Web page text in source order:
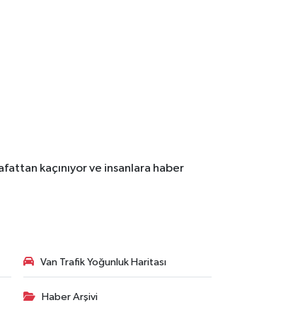
kaçınıyor ve insanlara haber
Van Trafik Yoğunluk Haritası
Haber Arşivi